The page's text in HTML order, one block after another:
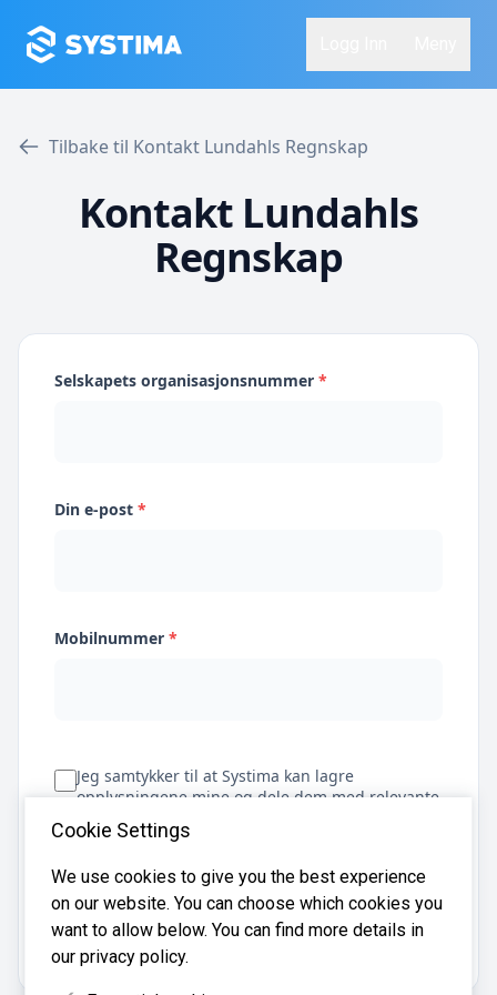
Tilbake til Kontakt Lundahls Regnskap
Kontakt Lundahls
Regnskap
Selskapets organisasjonsnummer *
Din e-post *
Mobilnummer *
Jeg samtykker til at Systima kan lagre
opplysningene mine og dele dem med relevante
regnskapsbyråer for å hjelpe meg å finne
regnskapsfører
Få tilbud
Cookie Settings
We use cookies to give you the best experience
on our website. You can choose which cookies you
want to allow below. You can find more details in
our privacy policy.